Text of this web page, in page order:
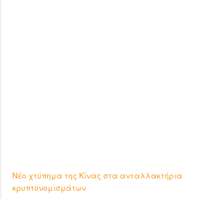
Νέο χτύπημα της Κίνας στα ανταλλακτήρια
κρυπτονομισμάτων